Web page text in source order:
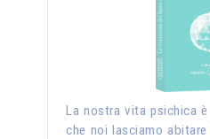
La nostra vita psichica
che noi lasciamo